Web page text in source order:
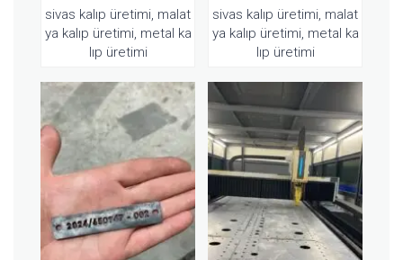
sivas kalıp üretimi, malat
ya kalıp üretimi, metal ka
lıp üretimi
sivas kalıp üretimi, malat
ya kalıp üretimi, metal ka
lıp üretimi